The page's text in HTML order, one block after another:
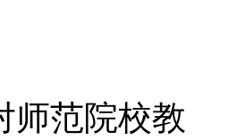
范院校教